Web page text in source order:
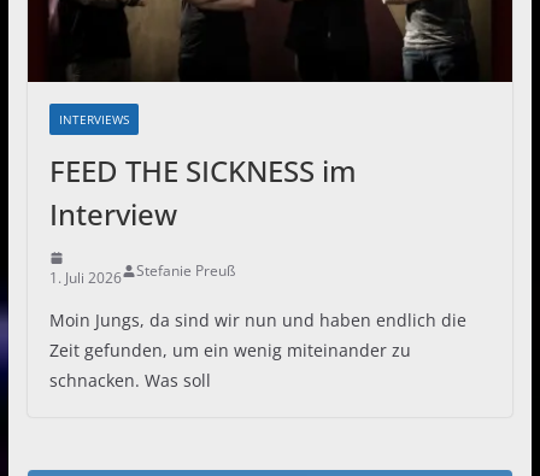
INTERVIEWS
FEED THE SICKNESS im
Interview
1. Juli 2026 Stefanie Preuß
Moin Jungs, da sind wir nun und haben endlich die
Zeit gefunden, um ein wenig miteinander zu
schnacken. Was soll